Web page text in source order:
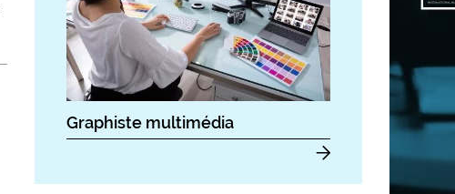
Graphiste multimédia